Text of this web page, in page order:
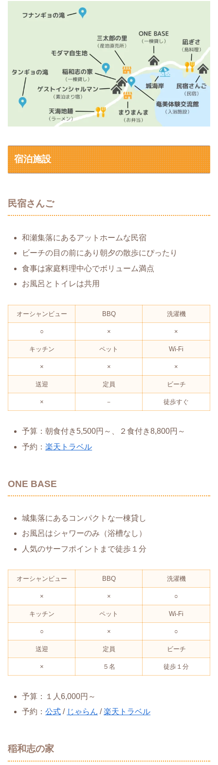
宿泊施設
民宿さんご
​和瀬集落にあるアットホームな民宿
ビーチの目の前にあり朝夕の散歩にぴったり
食事は家庭料理中心でボリューム満点
お風呂とトイレは共用
オーシャンビュー BBQ 洗濯機
○ × ×
キッチン ペット Wi-Fi
× × ×
送迎 定員 ビーチ
× － 徒歩すぐ
予算：朝食付き5,500円～、２食付き8,800円～
予約：楽天トラベル
ONE BASE
​城集落にあるコンパクトな一棟貸し
お風呂はシャワーのみ（浴槽なし）
人気のサーフポイントまで徒歩１分
オーシャンビュー BBQ 洗濯機
× × ○
キッチン ペット Wi-Fi
○ × ○
送迎 定員 ビーチ
× ５名 徒歩１分
予算：１人6,000円～
予約：公式 / じゃらん /楽天トラベル
稲和志の家